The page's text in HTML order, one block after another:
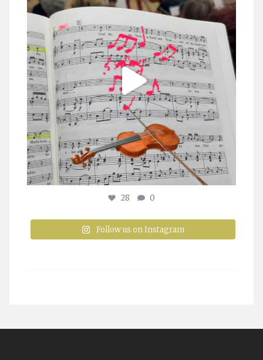
28 0
Follow us on Instagram